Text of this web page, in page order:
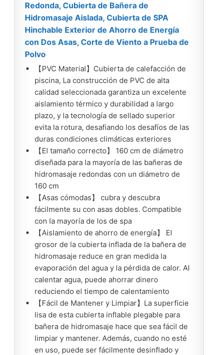
Redonda, Cubierta de Bañera de
Hidromasaje Aislada, Cubierta de SPA
Hinchable Exterior de Ahorro de Energía
con Dos Asas, Corte de Viento a Prueba de
Polvo
【PVC Material】Cubierta de calefacción de
piscina, La construcción de PVC de alta
calidad seleccionada garantiza un excelente
aislamiento térmico y durabilidad a largo
plazo, y la tecnología de sellado superior
evita la rotura, desafiando los desafíos de las
duras condiciones climáticas exteriores
【El tamaño correcto】 160 cm de diámetro
diseñada para la mayoría de las bañeras de
hidromasaje redondas con un diámetro de
160 cm
【Asas cómodas】 cubra y descubra
fácilmente su con asas dobles. Compatible
con la mayoría de los de spa
【Aislamiento de ahorro de energía】 El
grosor de la cubierta inflada de la bañera de
hidromasaje reduce en gran medida la
evaporación del agua y la pérdida de calor. Al
calentar agua, puede ahorrar dinero
reduciendo el tiempo de calentamiento
【Fácil de Mantener y Limpiar】La superficie
lisa de esta cubierta inflable plegable para
bañera de hidromasaje hace que sea fácil de
limpiar y mantener. Además, cuando no esté
en uso, puede ser fácilmente desinflado y